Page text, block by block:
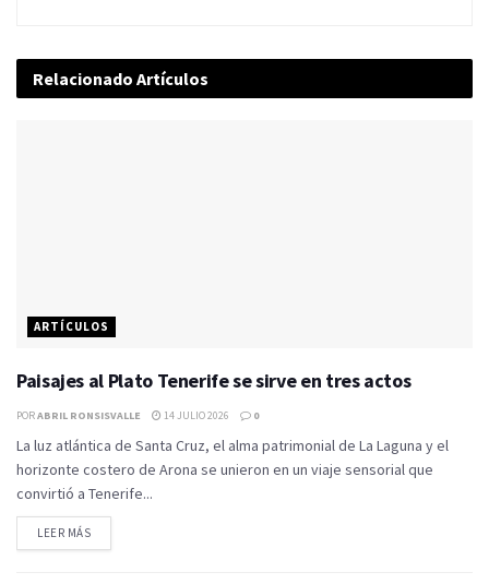
Relacionado Artículos
ARTÍCULOS
Paisajes al Plato Tenerife se sirve en tres actos
PORABRIL RONSISVALLE 14 JULIO 2026 0
La luz atlántica de Santa Cruz, el alma patrimonial de La Laguna y el
horizonte costero de Arona se unieron en un viaje sensorial que
convirtió a Tenerife...
LEER MÁS